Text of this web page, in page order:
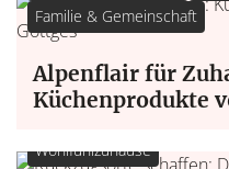
Familie & Gemeinschaft
Alpenflair für
Küchenprodukte
Wohlfühlzuhause